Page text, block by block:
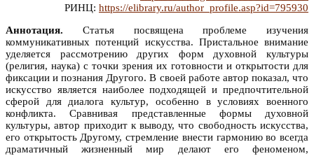
РИНЦ: https://elibrary.ru/author_profile.asp?id=795930
Аннотация. Статья посвящена проблеме изучения
коммуникативных потенций искусства. Пристальное внимание
уделяется рассмотрению других форм духовной культуры
(религия, наука) с точки зрения их готовности и открытости для
фиксации и познания Другого. В своей работе автор показал, что
искусство является наиболее подходящей и предпочтительной
сферой для диалога культур, особенно в условиях военного
конфликта. Сравнивая представленные формы духовной
культуры, автор приходит к выводу, что свободность искусства,
его открытость Другому, стремление внести гармонию во всегда
драматичный жизненный мир делают его феноменом,